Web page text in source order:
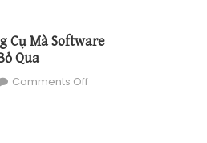
Cụ Mà Software
Qua
Comments Offon Top 10 phần mềm